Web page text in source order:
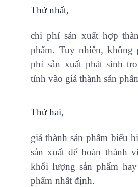
Thứ nhất,
chi phí sản xuất hợp
phẩm. Tuy nhiên, không
phí sản xuất phát sinh
tính vào giá thành sản
Thứ hai,
giá thành sản phẩm biểu
sản xuất để hoàn thành
khối lượng sản phẩm
phẩm nhất định.